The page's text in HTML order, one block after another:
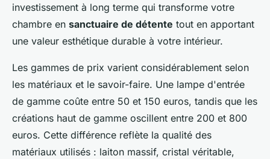
investissement à long terme qui transforme votre
chambre en sanctuaire de détente tout en apportant
une valeur esthétique durable à votre intérieur.
Les gammes de prix varient considérablement selon
les matériaux et le savoir-faire. Une lampe d'entrée
de gamme coûte entre 50 et 150 euros, tandis que les
créations haut de gamme oscillent entre 200 et 800
euros. Cette différence reflète la qualité des
matériaux utilisés : laiton massif, cristal véritable,